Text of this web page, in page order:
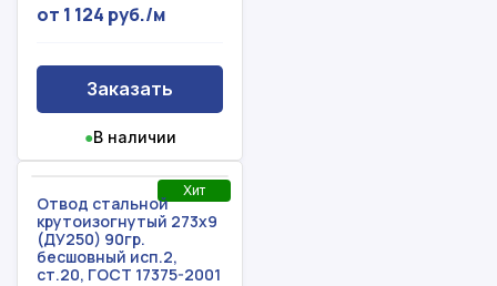
от 1 124 руб./м
Заказать
●В наличии
Хит
Отвод стальной
крутоизогнутый 273х9
(ДУ250) 90гр.
бесшовный исп.2,
ст.20, ГОСТ 17375-2001